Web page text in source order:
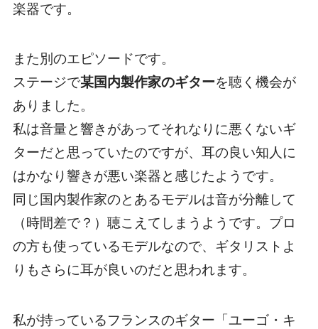
楽器です。
また別のエピソードです。
ステージで某国内製作家のギターを聴く機会が
ありました。
私は音量と響きがあってそれなりに悪くないギ
ターだと思っていたのですが、耳の良い知人に
はかなり響きが悪い楽器と感じたようです。
同じ国内製作家のとあるモデルは音が分離して
（時間差で？）聴こえてしまうようです。プロ
の方も使っているモデルなので、ギタリストよ
りもさらに耳が良いのだと思われます。
私が持っているフランスのギター「ユーゴ・キ